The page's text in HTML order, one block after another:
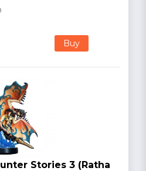
Buy
Stories 3 (Ratha